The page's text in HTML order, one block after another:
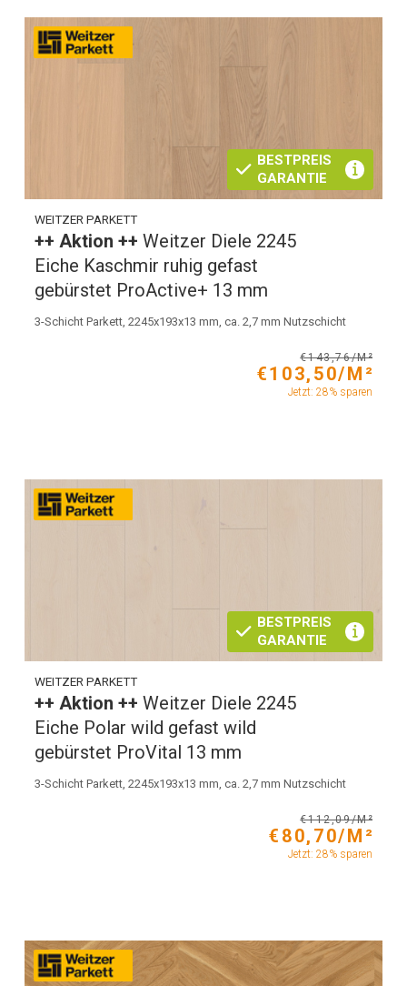
BESTPREIS
GARANTIE
WEITZER PARKETT
++ Aktion ++Weitzer Diele 2245
Eiche Kaschmir ruhig gefast
gebürstet ProActive+ 13 mm
3-Schicht Parkett, 2245x193x13 mm, ca. 2,7 mm Nutzschicht
€143,76/M²
€103,50/M²
Jetzt: 28% sparen
BESTPREIS
GARANTIE
WEITZER PARKETT
++ Aktion ++Weitzer Diele 2245
Eiche Polar wild gefast wild
gebürstet ProVital 13 mm
3-Schicht Parkett, 2245x193x13 mm, ca. 2,7 mm Nutzschicht
€112,09/M²
€80,70/M²
Jetzt: 28% sparen